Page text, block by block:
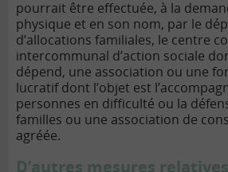
pourrait être effectuée, à la
physique et en son nom, par le
d’allocations familiales, le centre
intercommunal d’action sociale
dépend, une association ou une
lucratif dont l’objet est
personnes en difficulté ou la
familles ou une association de
agréée.
D’autres mesures